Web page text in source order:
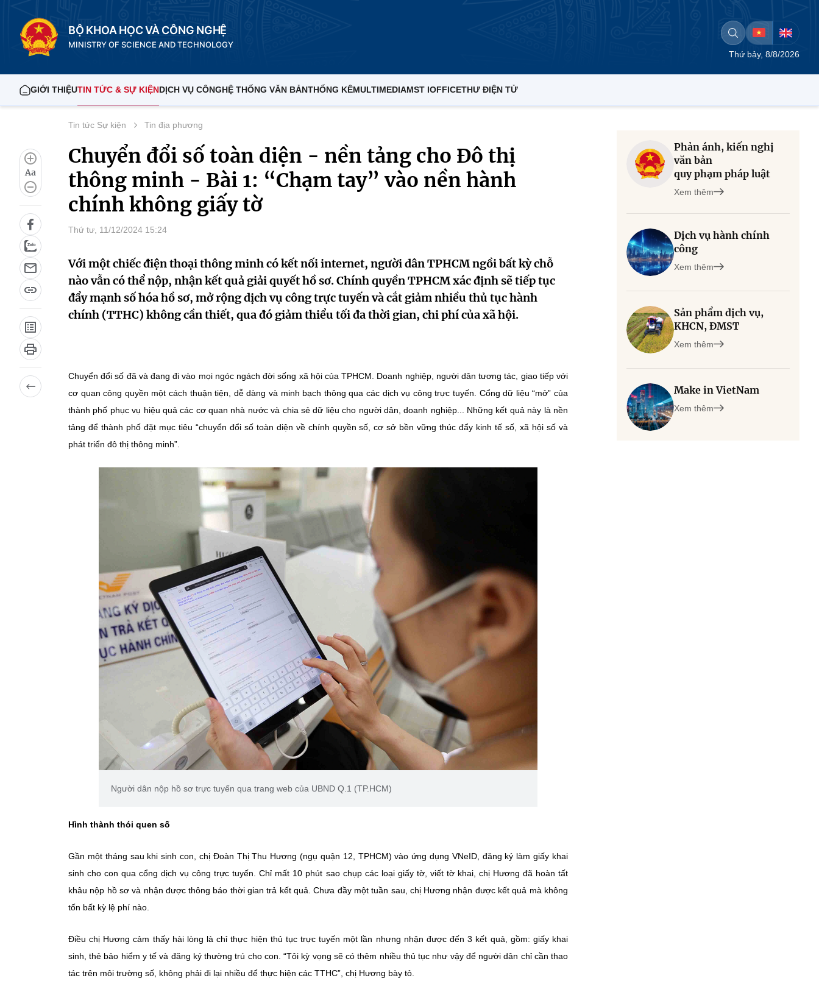
BỘ KHOA HỌC VÀ CÔNG NGHỆ
MINISTRY OF SCIENCE AND TECHNOLOGY
Thứ bảy, 8/8/2026
GIỚI THIỆUTIN TỨC & SỰ KIỆNDỊCH VỤ CÔNGHỆ THỐNG VĂN BẢNTHỐNG KÊMULTIMEDIAMST IOFFICETHƯ ĐIỆN TỬ
Aa
Tin tức Sự kiện Tin địa phương
Chuyển đổi số toàn diện - nền tảng cho Đô thị
thông minh - Bài 1: “Chạm tay” vào nền hành
chính không giấy tờ
Thứ tư, 11/12/2024 15:24
Với một chiếc điện thoại thông minh có kết nối internet, người dân TPHCM ngồi bất kỳ chỗ
nào vẫn có thể nộp, nhận kết quả giải quyết hồ sơ. Chính quyền TPHCM xác định sẽ tiếp tục
đẩy mạnh số hóa hồ sơ, mở rộng dịch vụ công trực tuyến và cắt giảm nhiều thủ tục hành
chính (TTHC) không cần thiết, qua đó giảm thiểu tối đa thời gian, chi phí của xã hội.
Chuyển đổi số đã và đang đi vào mọi ngóc ngách đời sống xã hội của TPHCM. Doanh nghiệp, người dân tương tác, giao tiếp với
cơ quan công quyền một cách thuận tiện, dễ dàng và minh bạch thông qua các dịch vụ công trực tuyến. Cổng dữ liệu “mở” của
thành phố phục vụ hiệu quả các cơ quan nhà nước và chia sẻ dữ liệu cho người dân, doanh nghiệp... Những kết quả này là nền
tảng để thành phố đặt mục tiêu “chuyển đổi số toàn diện về chính quyền số, cơ sở bền vững thúc đẩy kinh tế số, xã hội số và
phát triển đô thị thông minh”.
Người dân nộp hồ sơ trực tuyến qua trang web của UBND Q.1 (TP.HCM)
Hình thành thói quen số
Gần một tháng sau khi sinh con, chị Đoàn Thị Thu Hương (ngụ quận 12, TPHCM) vào ứng dụng VNeID, đăng ký làm giấy khai
sinh cho con qua cổng dịch vụ công trực tuyến. Chỉ mất 10 phút sao chụp các loại giấy tờ, viết tờ khai, chị Hương đã hoàn tất
khâu nộp hồ sơ và nhận được thông báo thời gian trả kết quả. Chưa đầy một tuần sau, chị Hương nhận được kết quả mà không
tốn bất kỳ lệ phí nào.
Điều chị Hương cảm thấy hài lòng là chỉ thực hiện thủ tục trực tuyến một lần nhưng nhận được đến 3 kết quả, gồm: giấy khai
sinh, thẻ bảo hiểm y tế và đăng ký thường trú cho con. “Tôi kỳ vọng sẽ có thêm nhiều thủ tục như vậy để người dân chỉ cần thao
tác trên môi trường số, không phải đi lại nhiều để thực hiện các TTHC”, chị Hương bày tỏ.
Phản ánh, kiến nghị
văn bản
quy phạm pháp luật
Xem thêm
Dịch vụ hành chính
công
Xem thêm
Sản phẩm dịch vụ,
KHCN, ĐMST
Xem thêm
Make in VietNam
Xem thêm